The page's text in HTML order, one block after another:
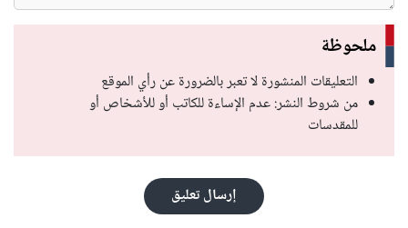
ملحوظة
التعليقات المنشورة لا تعبر بالضرورة عن رأي الموقع
من شروط النشر: عدم الإساءة للكاتب أو للأشخاص أو
للمقدسات
إرسال تعليق